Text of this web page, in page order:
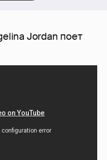
Jordan поет